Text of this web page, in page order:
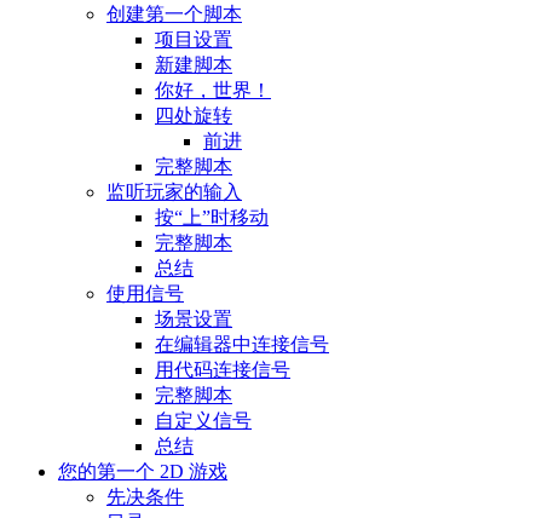
创建第一个脚本
项目设置
新建脚本
你好，世界！
四处旋转
前进
完整脚本
监听玩家的输入
按“上”时移动
完整脚本
总结
使用信号
场景设置
在编辑器中连接信号
用代码连接信号
完整脚本
自定义信号
总结
您的第一个 2D 游戏
先决条件